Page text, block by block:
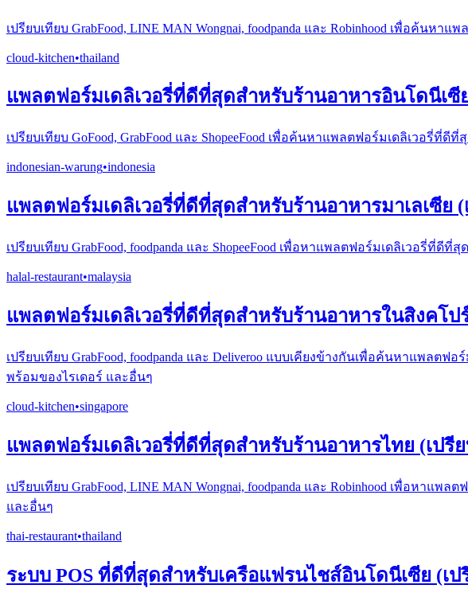
เปรียบเทียบ GrabFood, LINE MAN Wongnai, foodpanda และ Robinhood เพื่อค้น
cloud-kitchen•thailand
แพลตฟอร์มเดลิเวอรี่ที่ดีที่สุดสำหรับร้านอาหารอินโดนีเซีย
เปรียบเทียบ GoFood, GrabFood และ ShopeeFood เพื่อค้นหาแพลตฟอร์มเดลิเวอรี่
indonesian-warung•indonesia
แพลตฟอร์มเดลิเวอรี่ที่ดีที่สุดสำหรับร้านอาหารมาเลเซีย (
เปรียบเทียบ GrabFood, foodpanda และ ShopeeFood เพื่อหาแพลตฟอร์มเดลิเวอรี่
halal-restaurant•malaysia
แพลตฟอร์มเดลิเวอรี่ที่ดีที่สุดสำหรับร้านอาหารในสิงคโปร์
เปรียบเทียบ GrabFood, foodpanda และ Deliveroo แบบเคียงข้างกันเพื่อค้นหาแพ
พร้อมของไรเดอร์ และอื่นๆ
cloud-kitchen•singapore
แพลตฟอร์มเดลิเวอรี่ที่ดีที่สุดสำหรับร้านอาหารไทย (เปรีย
เปรียบเทียบ GrabFood, LINE MAN Wongnai, foodpanda และ Robinhood เพื่อห
และอื่นๆ
thai-restaurant•thailand
ระบบ POS ที่ดีที่สุดสำหรับเครือแฟรนไชส์อินโดนีเซีย (เป